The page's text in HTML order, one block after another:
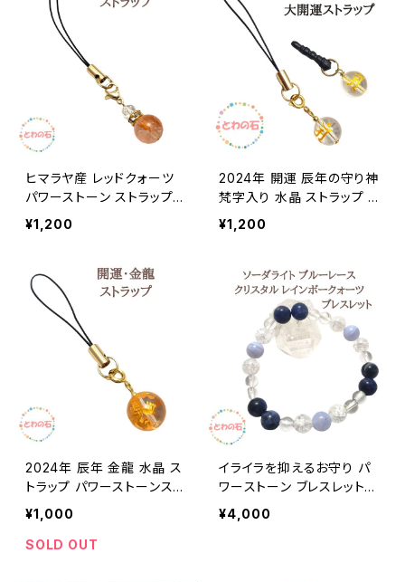
ヒマラヤ産 レッドクォーツ
パワーストーン ストラップ
天然石 スマホ アクセサリ
ー 赤色 レディース 携帯 チ
アクセサリー メール便 送料
無料 プレゼント ラッピング
サービス 誕生日
¥1,200
2024年 開運 辰年の守り神
梵字入り 水晶 ストラップ イ
ヤフォンジャック クリスタル
スマホ アクセサリー 天然
ジャック 送料無料 新年
¥1,200
2024年 辰年 金龍 水晶 ス
トラップ パワーストーンスト
ラップ クリスタル 開運スト
ラップ 天然石 携帯ストラッ
プ スマホ 誕生日プレゼント
¥1,000
SOLD OUT
イライラを抑えるお守り パ
ワーストーン ブレスレット
ソーダライト ブルーレース
アゲート クリスタル レイン
¥4,000